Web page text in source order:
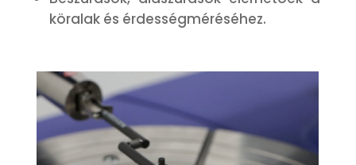
köralak és érdességméréséhez.